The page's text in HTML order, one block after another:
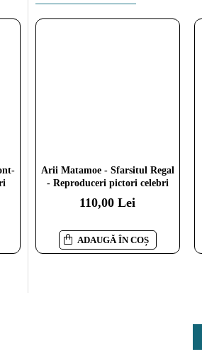
Peisaj la Le Pouldu -
Reproduceri pictori celebri
110,00 Lei
ADAUGĂ ÎN COȘ
Arii Matamoe - Sfarsitul Regal
- Reproduceri pictori celebri
110,00 Lei
ADAUGĂ ÎN COȘ